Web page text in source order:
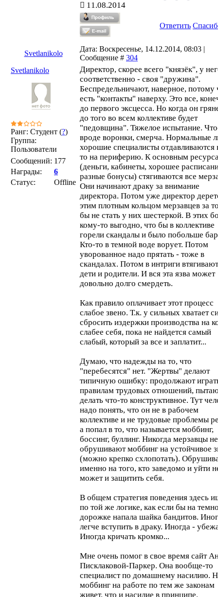
11.08.2014
Ответить
Svetlanikolo
Дата: Воскресенье, 14.12.2014, 08:03 |
Сообщение # 304
Svetlanikolo
Ранг: Студент (?)
Группа:
Пользователи
Сообщений: 177
Награды:
6
Статус:
Offline
Директор, скорее всего "князёк", у
соответственно - своя "дружина".
Беспредельничают, наверное, потому
есть "контакты" наверху. Это все,
до первого эксцесса. Но когда он
до того во всем коллективе будет
"педовщина". Тяжелое испытание.
вроде воронки, смерча. Нормальные
хорошие специалисты отдавливаются
то на периферию. К основным
(деньги, кабинеты, хорошее
разные бонусы) стягиваются все
Они начинают драку за внимание
директора. Потом уже директор
этим плотным кольцом мерзавцев за
бы не стать у них шестеркой. В этих
кому-то выгодно, что бы в коллективе
горели скандалы и было побольше
Кто-то в темной воде ворует. Потом
уворованное надо прятать - тоже в
скандалах. Потом в интриги
дети и родители. И вся эта язва может
довольно долго смердеть.
Как правило оплачивает этот процесс
слабое звено. Т.к. у сильных хватает
сбросить издержки производства на
слабее себя, пока не найдется самый
слабый, который за все и заплатит...
Думаю, что надежды на то, что
"перебесятся" нет. "Жертвы" делают
типичную ошибку: продолжают
правилам трудовых отношений,
делать что-то конструктивное. Тут
надо понять, что он не в рабочем
коллективе и не трудовые проблемы
а попал в то, что называется моббинг,
боссинг, буллинг. Никогда мерзавцы не
обрушивают моббинг на устойчивое
(можно крепко схлопотать).
именно на того, кто заведомо и уйти
может и защитить себя.
В общем стратегия поведения здесь
по той же логике, как если бы на
дорожке напала шайка бандитов.
легче вступить в драку. Иногда -
Иногда кричать кромко...
Мне очень помог в свое время сайт
Писклаковой-Паркер. Она вообще-то
специалист по домашнему насилию.
моббинг на работе по тем же законам
живет, что и насилие в принципе.